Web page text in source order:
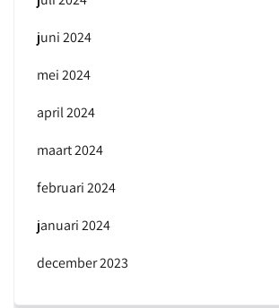
juni 2024
mei 2024
april 2024
maart 2024
februari 2024
januari 2024
december 2023